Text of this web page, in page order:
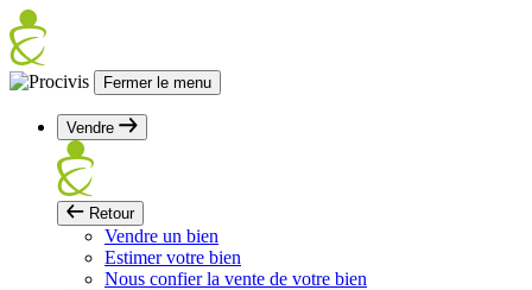
Fermer le menu
Vendre
Retour
Vendre un bien
Estimer votre bien
Nous confier la vente de votre bien